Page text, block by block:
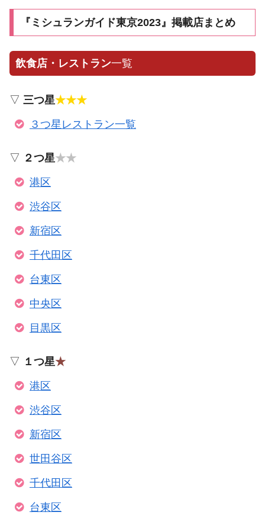
『ミシュランガイド東京2023』掲載店まとめ
飲食店・レストラン一覧
▽ 三つ星★★★
３つ星レストラン一覧
▽ ２つ星★★
港区
渋谷区
新宿区
千代田区
台東区
中央区
目黒区
▽ １つ星★
港区
渋谷区
新宿区
世田谷区
千代田区
台東区